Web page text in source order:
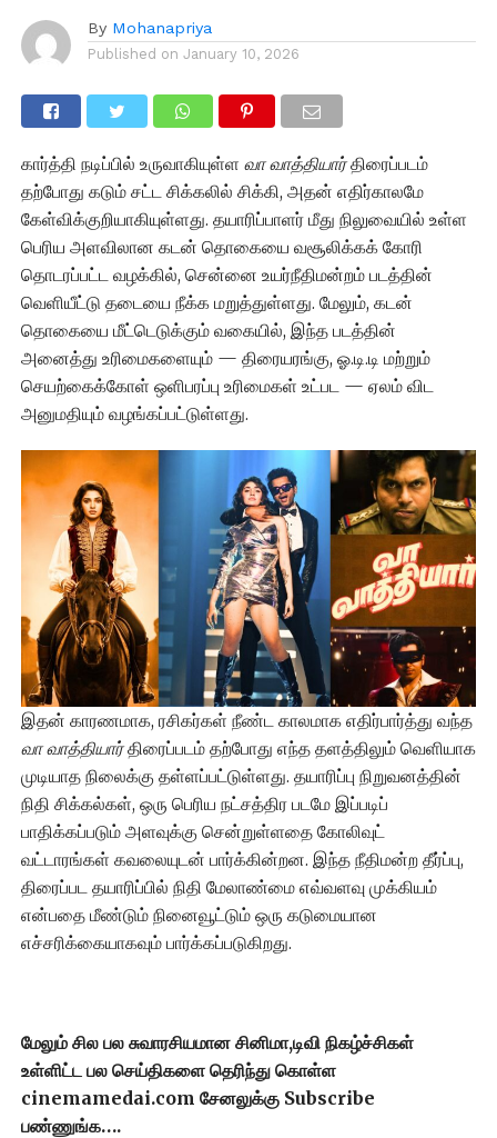
By Mohanapriya
Published on January 10, 2026
கார்த்தி நடிப்பில் உருவாகியுள்ள வா வாத்தியார்திரைப்படம்
தற்போது கடும் சட்ட சிக்கலில் சிக்கி, அதன் எதிர்காலமே
கேள்விக்குறியாகியுள்ளது. தயாரிப்பாளர் மீது நிலுவையில் உள்ள
பெரிய அளவிலான கடன் தொகையை வசூலிக்கக் கோரி
தொடரப்பட்ட வழக்கில், சென்னை உயர்நீதிமன்றம் படத்தின்
வெளியீட்டு தடையை நீக்க மறுத்துள்ளது. மேலும், கடன்
தொகையை மீட்டெடுக்கும் வகையில், இந்த படத்தின்
அனைத்து உரிமைகளையும் — திரையரங்கு, ஓ.டி.டி மற்றும்
செயற்கைக்கோள் ஒளிபரப்பு உரிமைகள் உட்பட — ஏலம் விட
அனுமதியும் வழங்கப்பட்டுள்ளது.
இதன் காரணமாக, ரசிகர்கள் நீண்ட காலமாக எதிர்பார்த்து வந்த
வா வாத்தியார்திரைப்படம் தற்போது எந்த தளத்திலும் வெளியாக
முடியாத நிலைக்கு தள்ளப்பட்டுள்ளது. தயாரிப்பு நிறுவனத்தின்
நிதி சிக்கல்கள், ஒரு பெரிய நட்சத்திர படமே இப்படிப்
பாதிக்கப்படும் அளவுக்கு சென்றுள்ளதை கோலிவுட்
வட்டாரங்கள் கவலையுடன் பார்க்கின்றன. இந்த நீதிமன்ற தீர்ப்பு,
திரைப்பட தயாரிப்பில் நிதி மேலாண்மை எவ்வளவு முக்கியம்
என்பதை மீண்டும் நினைவூட்டும் ஒரு கடுமையான
எச்சரிக்கையாகவும் பார்க்கப்படுகிறது.
மேலும் சில பல சுவாரசியமான சினிமா,டிவி நிகழ்ச்சிகள்
உள்ளிட்ட பல செய்திகளை தெரிந்து கொள்ள
cinemamedai.com சேனலுக்கு Subscribe
பண்ணுங்க….